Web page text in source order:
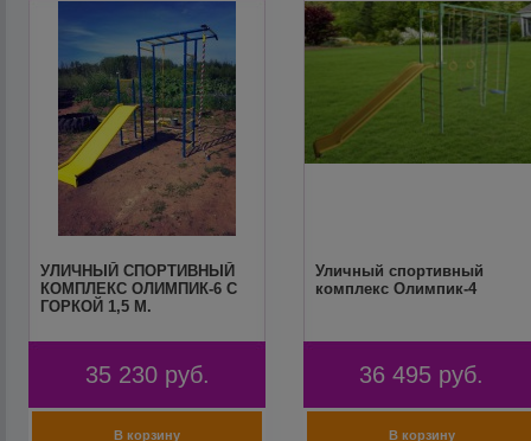
УЛИЧНЫЙ СПОРТИВНЫЙ
КОМПЛЕКС ОЛИМПИК-6 С
ГОРКОЙ 1,5 М.
35 230 руб.
Уличный спортивный
комплекс Олимпик-4
36 495 руб.